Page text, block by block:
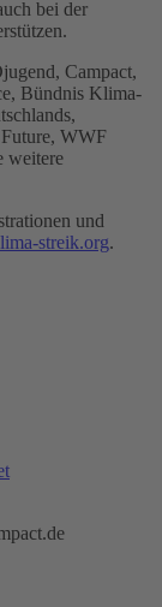
bei der
Campact,
Bündnis Klima-
WWF
weitere
und
streik.org.
t